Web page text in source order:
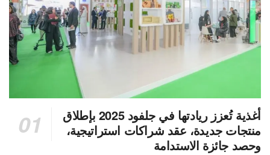
أغذية تُعزز ريادتها في جلفود 2025 بإطلاق
منتجات جديدة، عقد شراكات استراتيجية،
وحصد جائزة الاستدامة